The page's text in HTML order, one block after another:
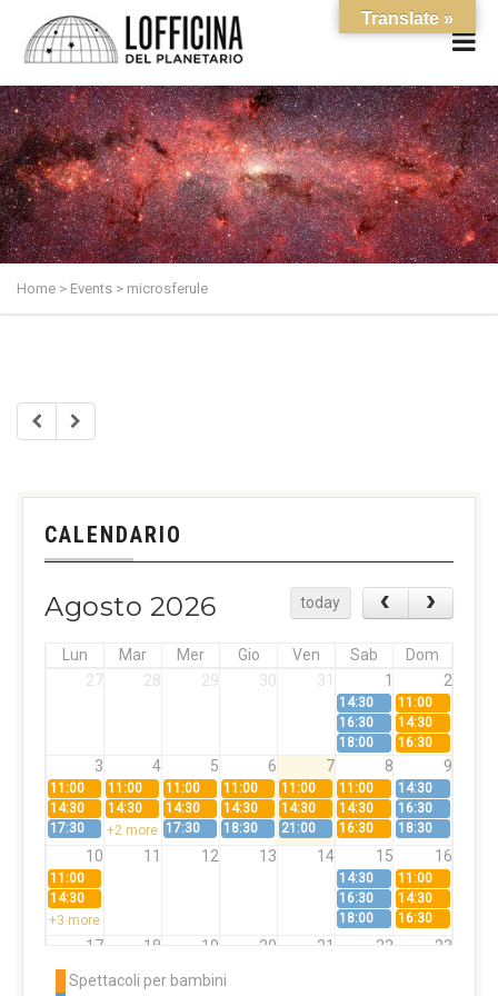
Home > Events > microsferule
CALENDARIO
Agosto 2026 today
Lun Mar Mer Gio Ven Sab
Dom
27
28 29 30 31 1 2
14:30
11:00
16:30
14:30
18:00
16:30
3 4 5 6 7 8 9
11:00 11:00 11:00 11:00 11:00 11:00
14:30
14:30
14:30 14:30 14:30 14:30 14:30
16:30
17:30
+2 more 17:30 18:30 21:00 16:30 18:30
10 11 12 13 14 15 16
11:00 14:30
11:00
14:30
16:30
14:30
+3 more
18:00 16:30
17 18 19 20 21 22 23
11:00
14:30
14:30 14:30 14:30
Spettacoli per bambini
Translate »